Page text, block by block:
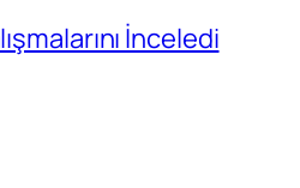
İnceledi